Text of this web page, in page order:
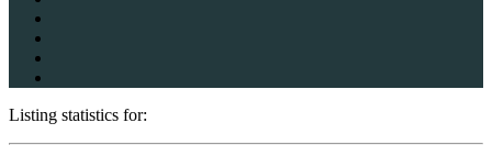
Listing statistics for: